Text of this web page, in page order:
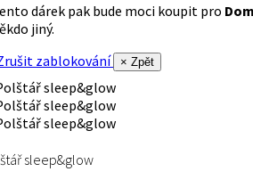
dárek pak bude moci koupit pro
jiný.
zablokování
× Zpět
sleep&glow